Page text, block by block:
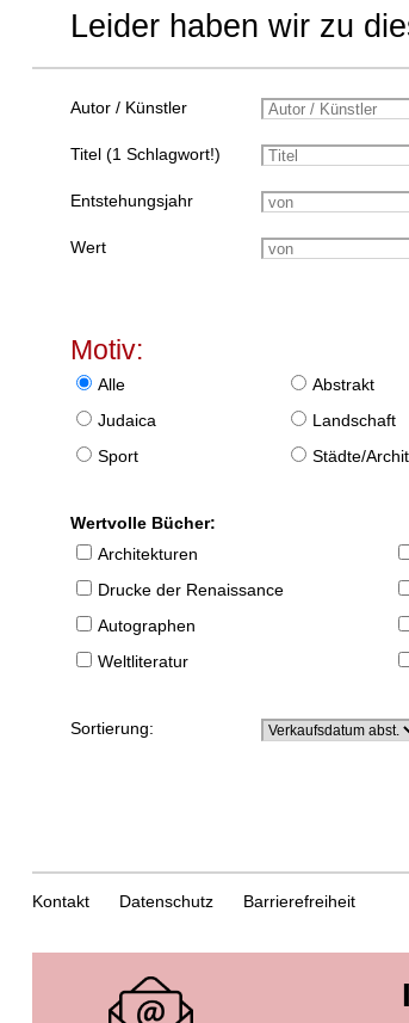
Leider haben wir zu
Autor / Künstler
Titel (1 Schlagwort!)
Entstehungsjahr
Wert
Motiv:
Alle Abstrakt
Judaica
Landschaft
Sport
Städte/
Wertvolle Bücher:
Architekturen
Drucke der Renaissance
Autographen
Weltliteratur
Sortierung:
Kontakt Datenschutz Barrierefreiheit